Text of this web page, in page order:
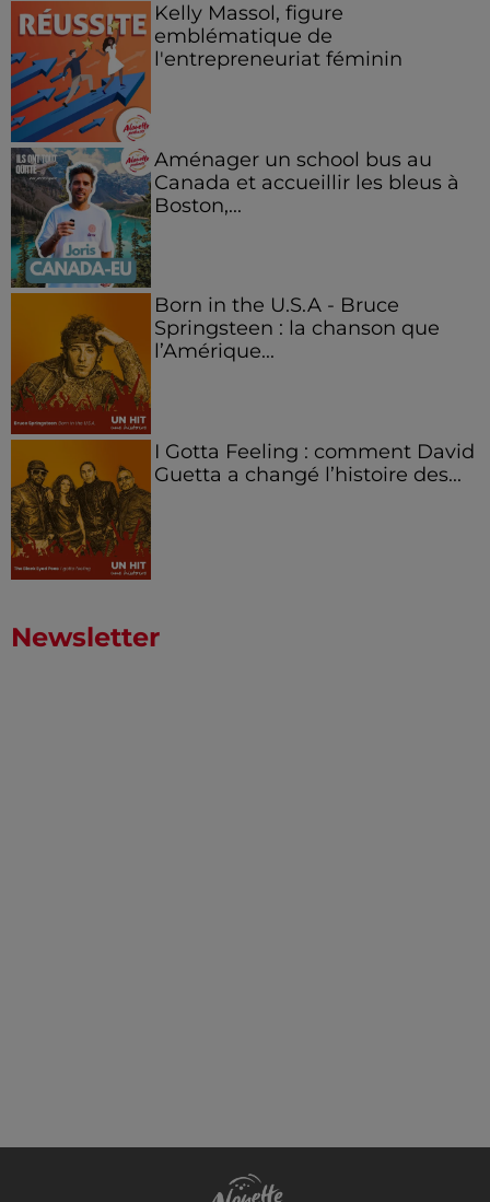
Kelly Massol, figure
emblématique de
l'entrepreneuriat féminin
Aménager un school bus au
Canada et accueillir les bleus à
Boston,...
Born in the U.S.A - Bruce
Springsteen : la chanson que
l’Amérique...
I Gotta Feeling : comment David
Guetta a changé l’histoire des...
Newsletter